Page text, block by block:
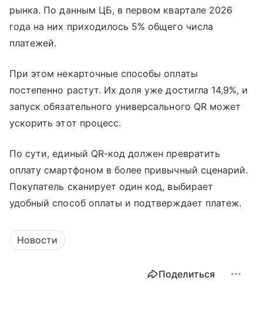
рынка. По данным ЦБ, в первом квартале 2026
года на них приходилось 5% общего числа
платежей.
При этом некарточные способы оплаты
постепенно растут. Их доля уже достигла 14,9%, и
запуск обязательного универсального QR может
ускорить этот процесс.
По сути, единый QR-код должен превратить
оплату смартфоном в более привычный сценарий.
Покупатель сканирует один код, выбирает
удобный способ оплаты и подтверждает платеж.
Новости
Поделиться